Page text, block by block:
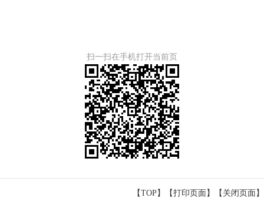
扫一扫在手机打开当前页
【TOP】 【打印页面 】【 关闭页面 】